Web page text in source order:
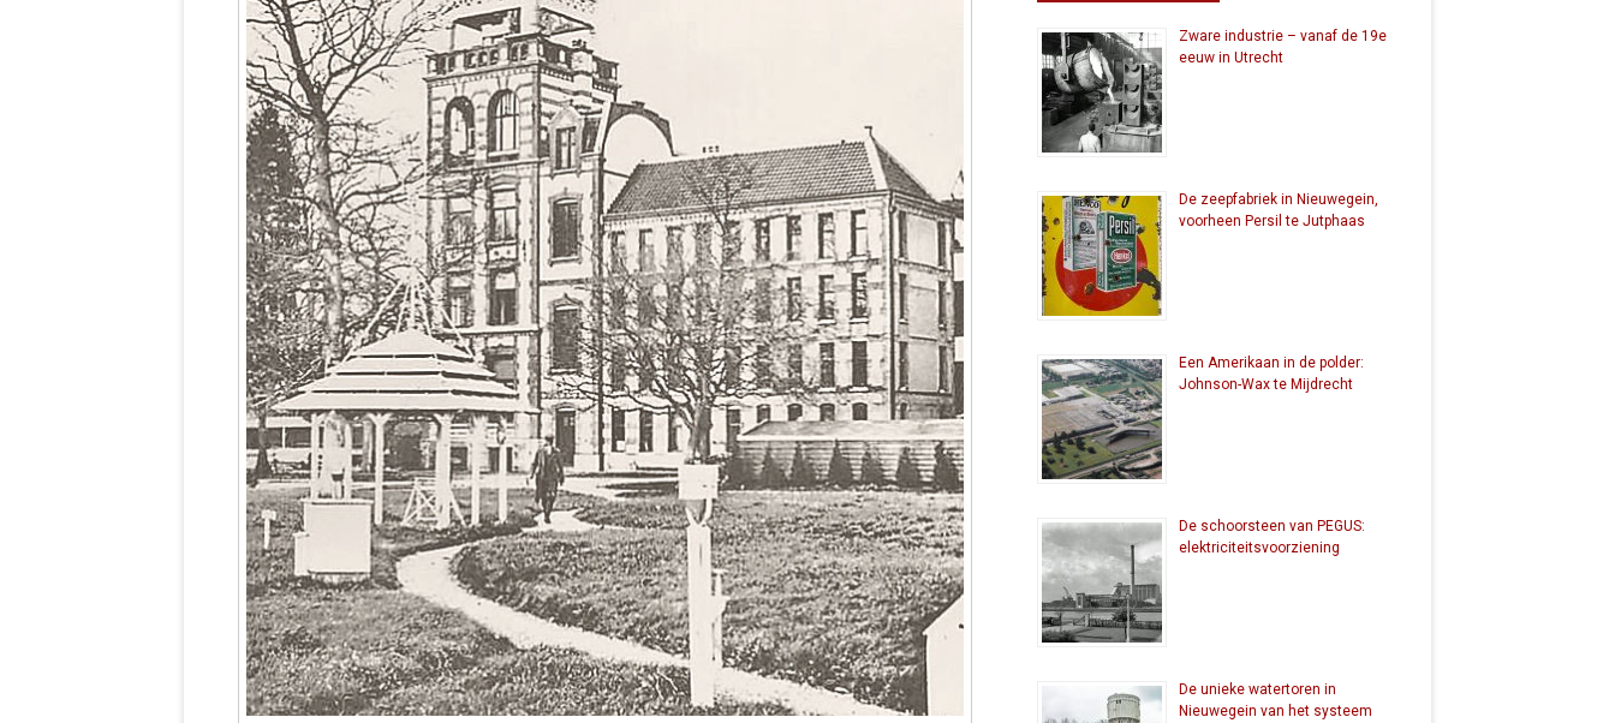
Zware industrie – vanaf de 19e
eeuw in Utrecht
De zeepfabriek in Nieuwegein,
voorheen Persil te Jutphaas
Een Amerikaan in de polder:
Johnson-Wax te Mijdrecht
De schoorsteen van PEGUS:
elektriciteitsvoorziening
De unieke watertoren in
Nieuwegein van het systeem